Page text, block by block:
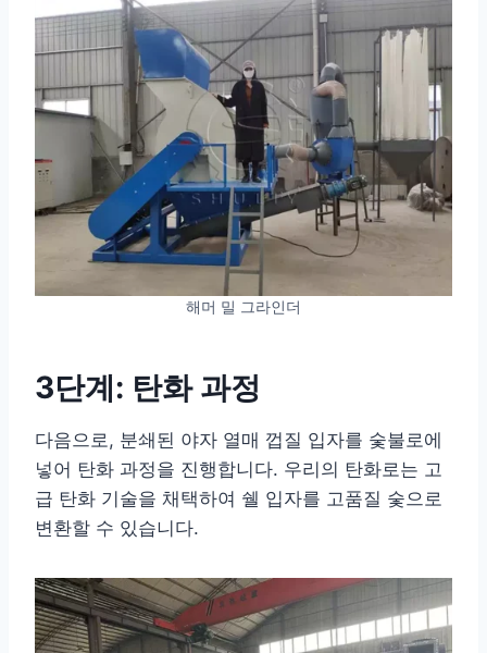
해머 밀 그라인더
3단계: 탄화 과정
다음으로, 분쇄된 야자 열매 껍질 입자를 숯불로에
넣어 탄화 과정을 진행합니다. 우리의 탄화로는 고
급 탄화 기술을 채택하여 쉘 입자를 고품질 숯으로
변환할 수 있습니다.